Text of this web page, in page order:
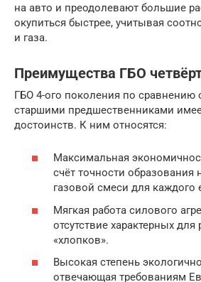
на авто и преодолевают большие
окупиться быстрее, учитывая
и газа.
Преимущества ГБО
ГБО 4-ого поколения по сравнению
старшими предшественниками
достоинств. К ним относятся:
Максимальная
счёт точности образования
газовой смеси для каждого
Мягкая работа силового
отсутствие характерных
«хлопков».
Высокая степень
отвечающая требованиям